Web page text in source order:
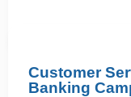
Customer
Banking